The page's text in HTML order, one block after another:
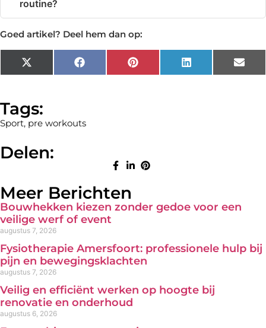
routine?
Goed artikel? Deel hem dan op:
X
(Twitter)
Facebook Pinterest LinkedIn
Tags:
Sport, pre workouts
Delen:
Meer Berichten
Bouwhekken kiezen zonder gedoe voor een
veilige werf of event
augustus 7, 2026
Fysiotherapie Amersfoort: professionele hulp bij
pijn en bewegingsklachten
augustus 7, 2026
Veilig en efficiënt werken op hoogte bij
renovatie en onderhoud
augustus 6, 2026